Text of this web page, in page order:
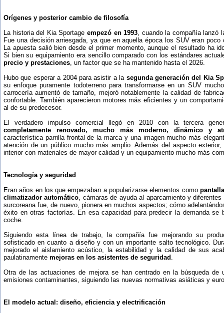
Orígenes y posterior cambio de filosofía
La historia del Kia Sportage empezó en 1993, cuando la compañía lanzó
Fue una decisión arriesgada, ya que en aquella época los SUV eran
La apuesta salió bien desde el primer momento, aunque el resultado ha
Si bien su equipamiento era sencillo comparado con los estándares
precio y prestaciones, un factor que se ha mantenido hasta el 2026.
Hubo que esperar a 2004 para asistir a la segunda generación del Kia
su enfoque puramente todoterreno para transformarse en un SUV
carrocería aumentó de tamaño, mejoró notablemente la calidad de
confortable. También aparecieron motores más eficientes y un
al de su predecesor.
El verdadero impulso comercial llegó en 2010 con la tercera
completamente renovado, mucho más moderno, dinámico y
característica parrilla frontal de la marca y una imagen mucho más
atención de un público mucho más amplio. Además del aspecto
interior con materiales de mayor calidad y un equipamiento mucho más
Tecnología y seguridad
Eran años en los que empezaban a popularizarse elementos como
climatizador automático, cámaras de ayuda al aparcamiento y
surcoreana fue, de nuevo, pionera en muchos aspectos; cómo
éxito en otras factorías. En esa capacidad para predecir la demanda se
coche.
Siguiendo esta línea de trabajo, la compañía fue mejorando su
sofisticado en cuanto a diseño y con un importante salto tecnológico.
mejorado el aislamiento acústico, la estabilidad y la calidad de sus
paulatinamente mejoras en los asistentes de seguridad .
Otra de las actuaciones de mejora se han centrado en la búsqueda
emisiones contaminantes, siguiendo las nuevas normativas asiáticas y
El modelo actual: diseño, eficiencia y electrificación